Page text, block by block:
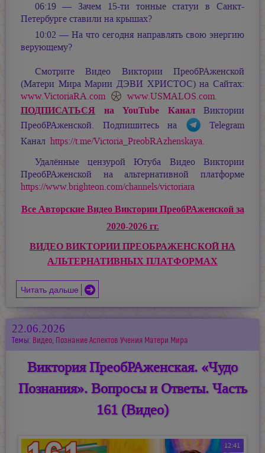
06:19 — Зачем 15-ти тонные статуи в Санкт-
Петербурге ставили на крышах?
10:02 — На что сегодня направлять свою энергию
верующему?
Смотрите Видео Виктории ПреобРАженской
(Матери МираМарии ДЭВИ ХРИСТОС) на Сайтах:
www.VictoriaRA.com
www.USMALOS.com.
ПОДПИСАТЬСЯ на YouTube КаналВиктории
ПреобРАженской. Подпишитесь на
Telegram
Канал https://t.me/Victoria_PreobRAzhenskaya.
Удалённые цензурой Ютуба Видео Виктории
ПреобРАженской на альтернативной платформе
https://www.brighteon.com/channels/victoriara
Все Авторские Видео Виктории ПреобРАженской за
2020-2026 гг.
ВИДЕО ВИКТОРИИ ПРЕОБРАЖЕНСКОЙ НА
АЛЬТЕРНАТИВНЫХ ПЛАТФОРМАХ
Читать дальше
22.06.2026
Темы: Видео, Познание Аспектов Учения Матери Мира
Виктория ПреобРАженская. «Чудо
Познания». Вопросы и Ответы. Часть
161 (Видео)
12:41